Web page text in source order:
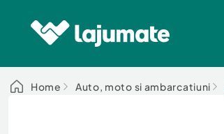
Home Auto, moto si ambarcatiuni